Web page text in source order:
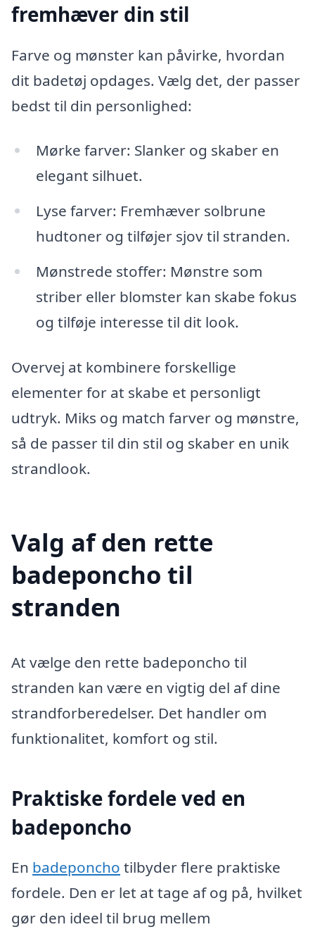
fremhæver din stil
Farve og mønster kan påvirke, hvordan
dit badetøj opdages. Vælg det, der passer
bedst til din personlighed:
Mørke farver: Slanker og skaber en
elegant silhuet.
Lyse farver: Fremhæver solbrune
hudtoner og tilføjer sjov til stranden.
Mønstrede stoffer: Mønstre som
striber eller blomster kan skabe fokus
og tilføje interesse til dit look.
Overvej at kombinere forskellige
elementer for at skabe et personligt
udtryk. Miks og match farver og mønstre,
så de passer til din stil og skaber en unik
strandlook.
Valg af den rette
badeponcho til
stranden
At vælge den rette badeponcho til
stranden kan være en vigtig del af dine
strandforberedelser. Det handler om
funktionalitet, komfort og stil.
Praktiske fordele ved en
badeponcho
En badeponcho tilbyder flere praktiske
fordele. Den er let at tage af og på, hvilket
gør den ideel til brug mellem